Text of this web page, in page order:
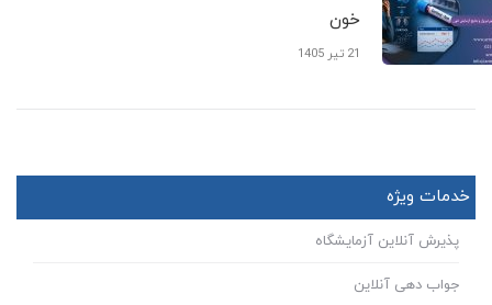
خون
21 تیر 1405
خدمات ویژه
پذیرش آنلاین آزمایشگاه
جواب دهی آنلاین